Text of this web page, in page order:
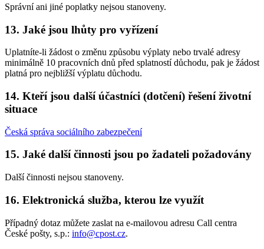
Správní ani jiné poplatky nejsou stanoveny.
13. Jaké jsou lhůty pro vyřízení
Uplatníte-li žádost o změnu způsobu výplaty nebo trvalé adresy
minimálně 10 pracovních dnů před splatností důchodu, pak je žádost
platná pro nejbližší výplatu důchodu.
14. Kteří jsou další účastníci (dotčení) řešení životní
situace
Česká správa sociálního zabezpečení
15. Jaké další činnosti jsou po žadateli požadovány
Další činnosti nejsou stanoveny.
16. Elektronická služba, kterou lze využít
Případný dotaz můžete zaslat na e-mailovou adresu Call centra
České pošty, s.p.: info@cpost.cz.